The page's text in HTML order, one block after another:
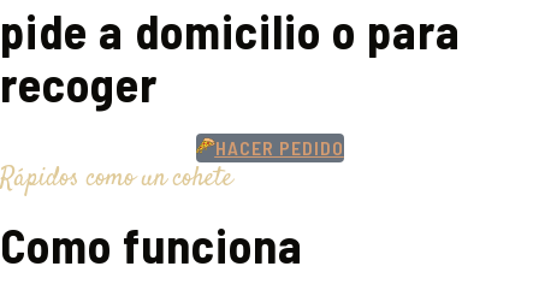
pide a domicilio o para
recoger
HACER PEDIDO
Rápidos como un cohete
Como funciona